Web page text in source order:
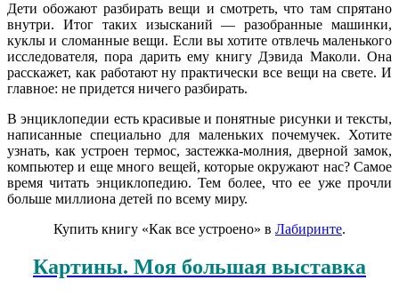
Дети обожают разбирать вещи и смотреть, что там спрятано
внутри. Итог таких изысканий — разобранные машинки,
куклы и сломанные вещи. Если вы хотите отвлечь маленького
исследователя, пора дарить ему книгу Дэвида Маколи. Она
расскажет, как работают ну практически все вещи на свете. И
главное: не придется ничего разбирать.
В энциклопедии есть красивые и понятные рисунки и тексты,
написанные специально для маленьких почемучек. Хотите
узнать, как устроен термос, застежка-молния, дверной замок,
компьютер и еще много вещей, которые окружают нас? Самое
время читать энциклопедию. Тем более, что ее уже прочли
больше миллиона детей по всему миру.
Купить книгу «Как все устроено» в Лабиринте.
Картины. Моя большая выставка